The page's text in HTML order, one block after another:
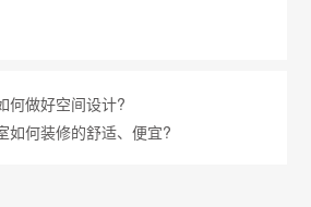
何做好空间设计?
如何装修的舒适、便宜?